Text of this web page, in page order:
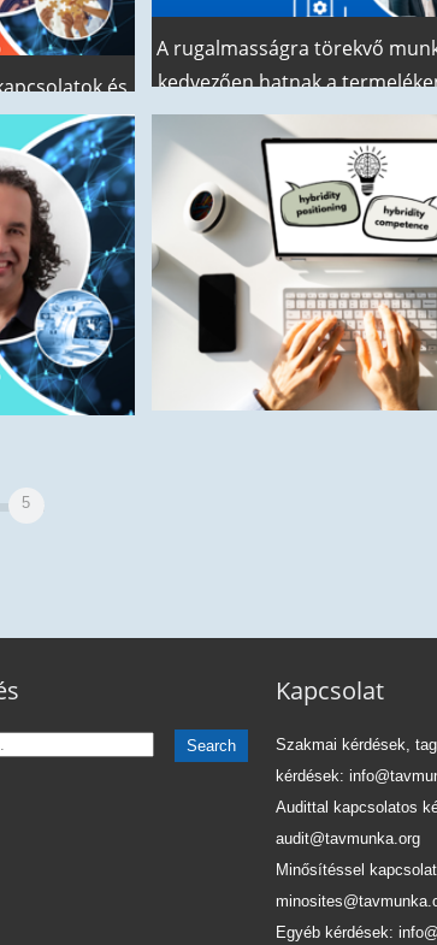
és
helyeztük
az E.ON
osztály
A rugalmasságra törekvő
kedvezően hatnak a
Dr. Makó Csabával, a
Társadalomtudományi
kutatójával, a Ludovika
Egyetem Professor
lesz a
Attilával, a
5
Kapcsolat
Szakmai kérdések,
kérdések:
Audittal kapcsolatos
audit@tavmunka.org
Minősítéssel
Egyéb kérdések: